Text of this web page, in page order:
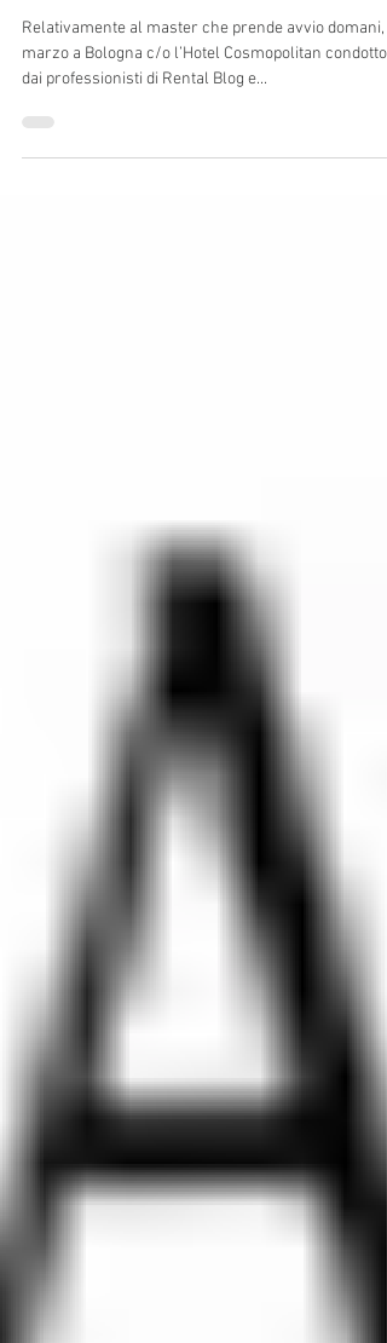
Al via il master del noleggio
Relativamente al master che prende avvio domani,
marzo a Bologna c/o l’Hotel Cosmopolitan condotto